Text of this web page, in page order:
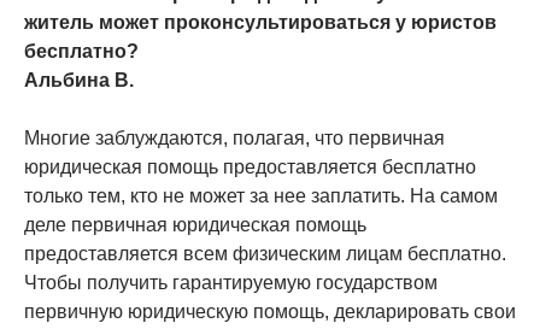
житель может проконсультироваться у юристов
бесплатно?
Альбина В.
Многие заблуждаются, полагая, что первичная
юридическая помощь предоставляется бесплатно
только тем, кто не может за нее заплатить. На самом
деле первичная юридическая помощь
предоставляется всем физическим лицам бесплатно.
Чтобы получить гарантируемую государством
первичную юридическую помощь, декларировать свои